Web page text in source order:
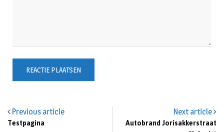
Previous article
Testpagina
Next article
Autobrand Jorisakkerstraat